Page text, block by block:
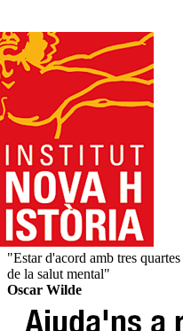
"Estar d'acord amb tres
de la salut mental"
Oscar Wilde